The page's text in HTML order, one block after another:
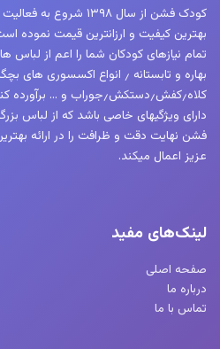
است
در
صفحه
محصول
انتخاب
شوند
کودک فشن از سال ۱۳۹۸
بهترین کیفیت و ارزانترین قیمت
بهاره و تابستانه ٫ انواع اکسسوری های
کلاه٫کفش٫دستکش٫جوراب و …
دارای ویژگیهای خاصی باشد که از لباس
فشن نهایت دقت و ظرافت را در ارائه
عزیز اعمال میکند.
لینک‌های مفید
صفحه اصلی
درباره ما
تماس با ما